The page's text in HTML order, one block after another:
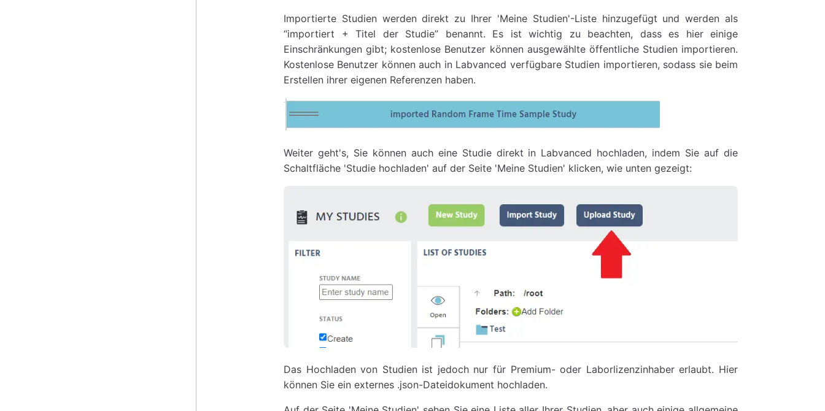
Importierte Studien werden direkt zu Ihrer 'Meine Studien'-Liste hinzugefügt und werden als
“importiert + Titel der Studie” benannt. Es ist wichtig zu beachten, dass es hier einige
Einschränkungen gibt; kostenlose Benutzer können ausgewählte öffentliche Studien importieren.
Kostenlose Benutzer können auch in Labvanced verfügbare Studien importieren, sodass sie beim
Erstellen ihrer eigenen Referenzen haben.
Weiter geht's, Sie können auch eine Studie direkt in Labvanced hochladen, indem Sie auf die
Schaltfläche 'Studie hochladen' auf der Seite 'Meine Studien' klicken, wie unten gezeigt:
Das Hochladen von Studien ist jedoch nur für Premium- oder Laborlizenzinhaber erlaubt. Hier
können Sie ein externes .json-Dateidokument hochladen.